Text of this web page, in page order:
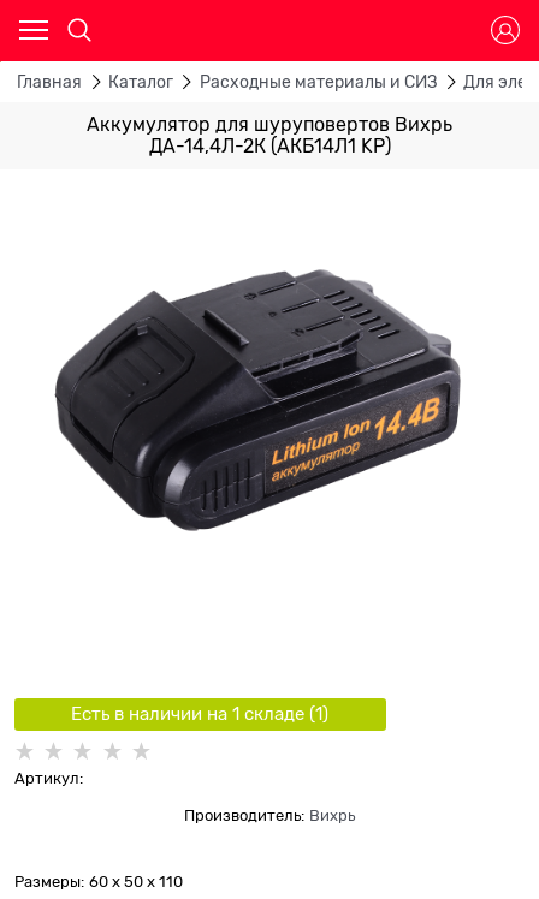
Главная Каталог Расходные материалы и СИЗ Для
Аккумулятор для шуруповертов Вихрь
ДА-14,4Л-2К (АКБ14Л1 KP)
Есть в наличии на 1 складe (1)
Артикул:
Производитель: Вихрь
Размеры: 60 x 50 x 110